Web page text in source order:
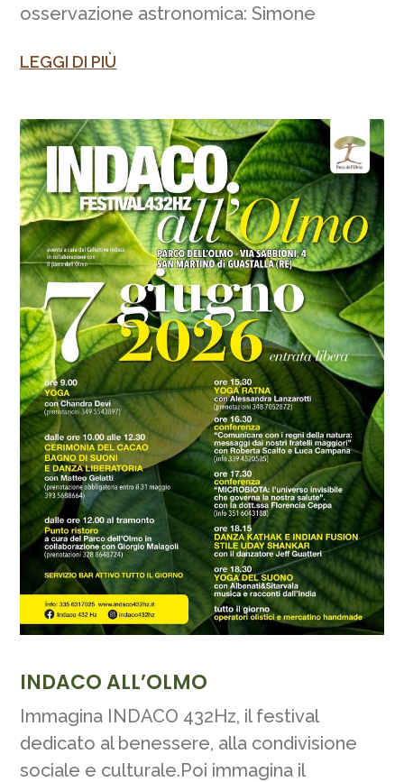
osservazione astronomica: Simone
LEGGI DI PIÙ
INDACO ALL’OLMO
Immagina INDACO 432Hz, il festival
dedicato al benessere, alla condivisione
sociale e culturale.Poi immagina il